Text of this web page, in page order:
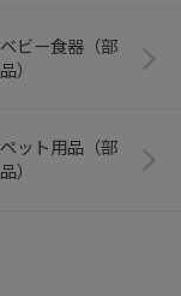
ベビー食器（部
品）
ペット用品（部
品）